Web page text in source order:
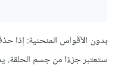
بدون الأقواس المنحنية: إذا
ستعتبر جزءًا من جسم الحلقة.